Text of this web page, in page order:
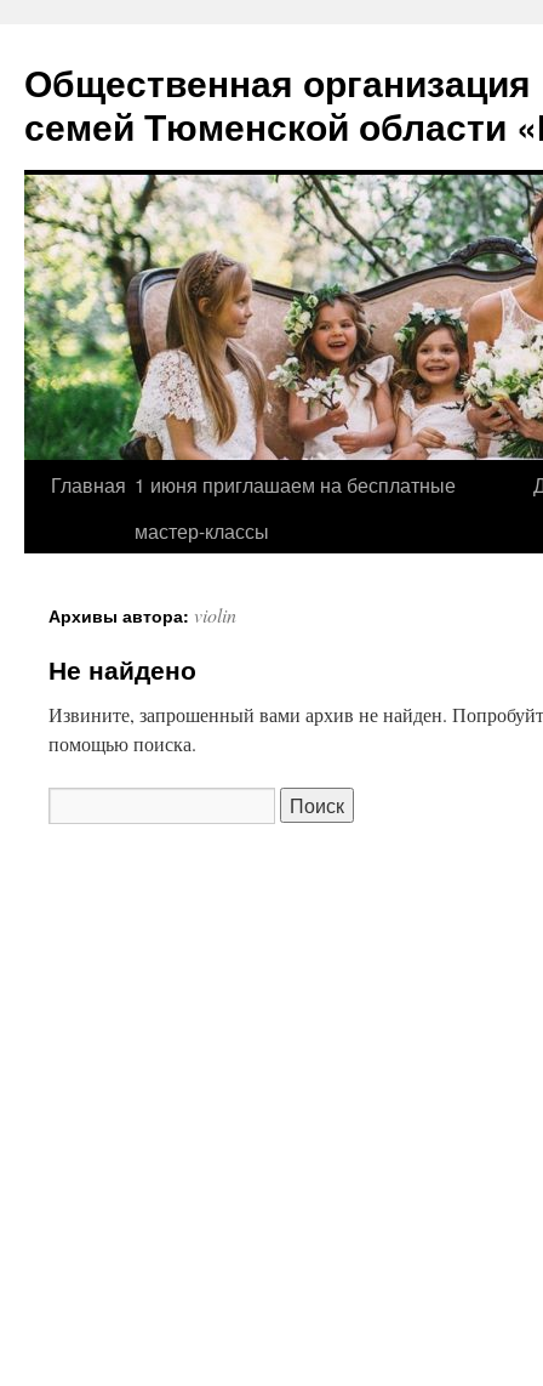
содержимому
Общественная
семей Тюменской области
Главная 1 июня приглашаем на бесплатные
мастер-классы
Архивы автора: violin
Не найдено
Извините, запрошенный вами архив не найден.
помощью поиска.